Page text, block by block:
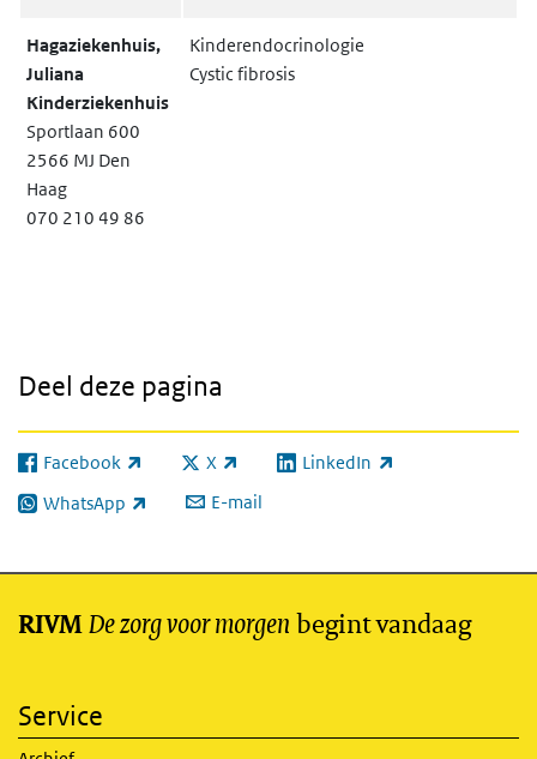
Hagaziekenhuis,
Juliana
Kinderziekenhuis
Sportlaan 600
2566 MJ Den
Haag
070 210 49 86
Kinderendocrinologie
Cystic fibrosis
Deel deze pagina
Facebook
(externe link) X
(externe link) LinkedIn
(externe link)
WhatsApp
(externe link) E-mail
RIVMDe zorg voor morgen begint vandaag
Service